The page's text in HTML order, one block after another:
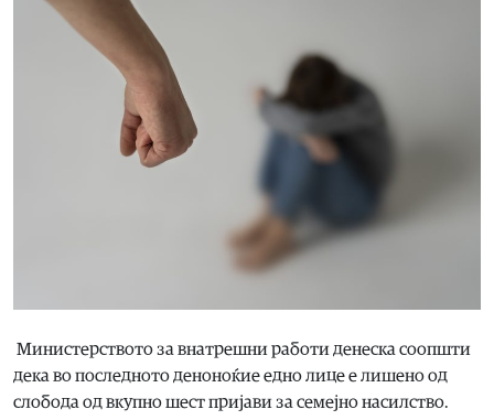
Министерството за внатрешни работи денеска соопшти
дека во последното деноноќие едно лице е лишено од
слобода од вкупно шест пријави за семејно насилство.